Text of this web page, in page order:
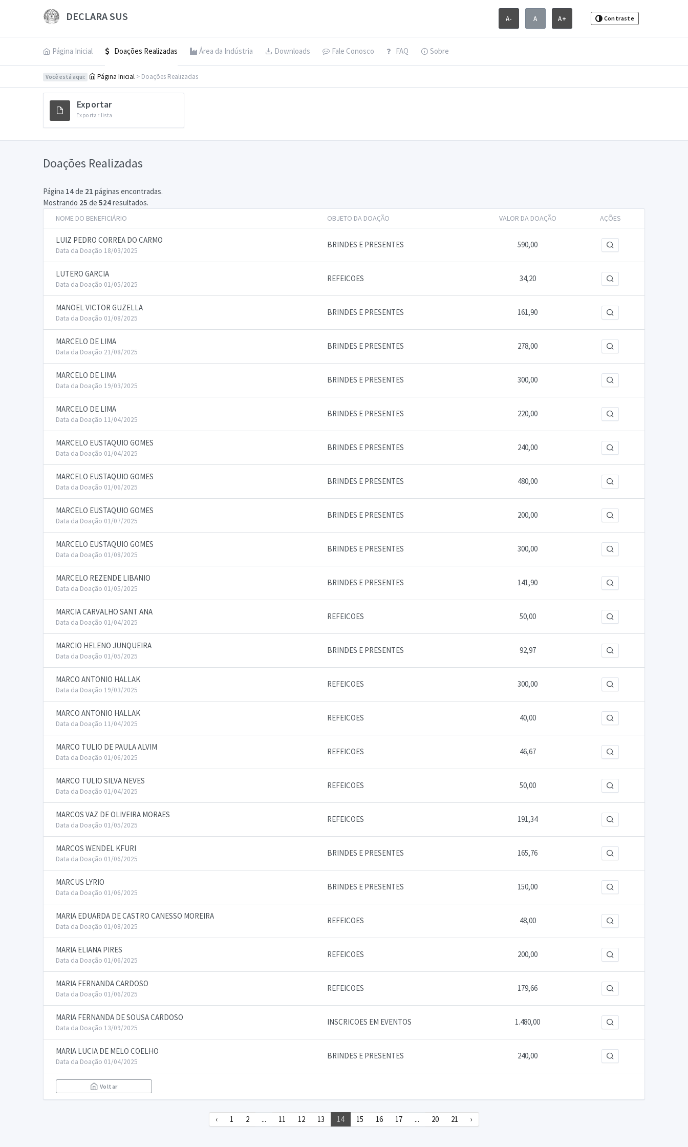
DECLARA SUS A- A A+ Contraste
Página Inicial Doações Realizadas Área da Indústria Downloads Fale Conosco FAQ Sobre
Você está aqui: Página Inicial > Doações Realizadas
Exportar
Exportar lista
Doações Realizadas
Página 14de 21 páginas encontradas.
Mostrando 25 de 524resultados.
NOME DO BENEFICIÁRIO OBJETO DA DOAÇÃO VALOR DA DOAÇÃO AÇÕES
LUIZ PEDRO CORREA DO CARMO
Data da Doação 18/03/2025
BRINDES E PRESENTES 590,00
LUTERO GARCIA
Data da Doação 01/05/2025
REFEICOES 34,20
MANOEL VICTOR GUZELLA
Data da Doação 01/08/2025
BRINDES E PRESENTES 161,90
MARCELO DE LIMA
Data da Doação 21/08/2025
BRINDES E PRESENTES 278,00
MARCELO DE LIMA
Data da Doação 19/03/2025
BRINDES E PRESENTES 300,00
MARCELO DE LIMA
Data da Doação 11/04/2025
BRINDES E PRESENTES 220,00
MARCELO EUSTAQUIO GOMES
Data da Doação 01/04/2025
BRINDES E PRESENTES 240,00
MARCELO EUSTAQUIO GOMES
Data da Doação 01/06/2025
BRINDES E PRESENTES 480,00
MARCELO EUSTAQUIO GOMES
Data da Doação 01/07/2025
BRINDES E PRESENTES 200,00
MARCELO EUSTAQUIO GOMES
Data da Doação 01/08/2025
BRINDES E PRESENTES 300,00
MARCELO REZENDE LIBANIO
Data da Doação 01/05/2025
BRINDES E PRESENTES 141,90
MARCIA CARVALHO SANT ANA
Data da Doação 01/04/2025
REFEICOES 50,00
MARCIO HELENO JUNQUEIRA
Data da Doação 01/05/2025
BRINDES E PRESENTES 92,97
MARCO ANTONIO HALLAK
Data da Doação 19/03/2025
REFEICOES 300,00
MARCO ANTONIO HALLAK
Data da Doação 11/04/2025
REFEICOES 40,00
MARCO TULIO DE PAULA ALVIM
Data da Doação 01/06/2025
REFEICOES 46,67
MARCO TULIO SILVA NEVES
Data da Doação 01/04/2025
REFEICOES 50,00
MARCOS VAZ DE OLIVEIRA MORAES
Data da Doação 01/05/2025
REFEICOES 191,34
MARCOS WENDEL KFURI
Data da Doação 01/06/2025
BRINDES E PRESENTES 165,76
MARCUS LYRIO
Data da Doação 01/06/2025
BRINDES E PRESENTES 150,00
MARIA EDUARDA DE CASTRO CANESSO MOREIRA
Data da Doação 01/08/2025
REFEICOES 48,00
MARIA ELIANA PIRES
Data da Doação 01/06/2025
REFEICOES 200,00
MARIA FERNANDA CARDOSO
Data da Doação 01/06/2025
REFEICOES 179,66
MARIA FERNANDA DE SOUSA CARDOSO
Data da Doação 13/09/2025
INSCRICOES EM EVENTOS 1.480,00
MARIA LUCIA DE MELO COELHO
Data da Doação 01/04/2025
BRINDES E PRESENTES 240,00
Voltar
‹ 1 2 ... 11 12 13 14 15 16 17 ... 20 21 ›